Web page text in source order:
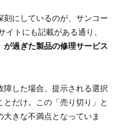
刻にしているのが、サンコー
イトにも記載がある通り、
過ぎた製品の修理サービス
した場合、提示される選択
だけ。この「売り切り」と
大きな不満点となっていま